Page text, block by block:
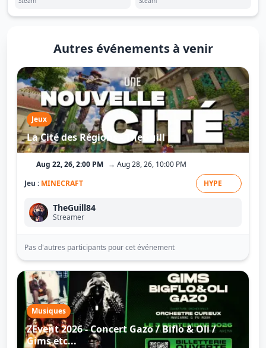
Autres événements à venir
Jeux
La Cité des Régions - TheGuill
Aug 22, 26, 2:00 PM → Aug 28, 26, 10:00 PM
Jeu : MINECRAFT HYPE
TheGuill84
Streamer
Pas d'autres participants pour cet événement
Musiques
ZEvent 2026 - Concert Gazo / Biflo & Oli /
Gims etc...